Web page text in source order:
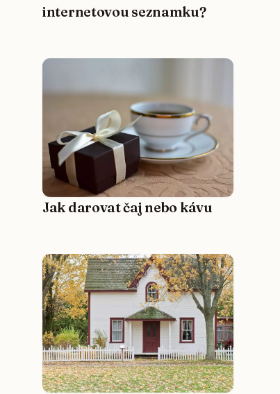
internetovou seznamku?
Jak darovat čaj nebo kávu